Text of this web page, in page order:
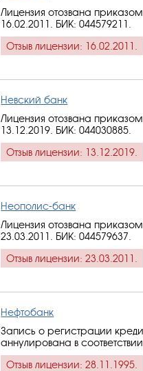
Лицензия отозвана
16.02.2011. БИК: 044579211
Отзыв лицензии: 16.02.2011.
Невский банк
Лицензия отозвана
13.12.2019. БИК: 044030885
Отзыв лицензии: 13.12.2019.
Неополис-банк
Лицензия отозвана
23.03.2011. БИК: 044579637
Отзыв лицензии: 23.03.2011.
Нефтобанк
Запись о регистрации
аннулирована в
Отзыв лицензии: 28.11.1995.